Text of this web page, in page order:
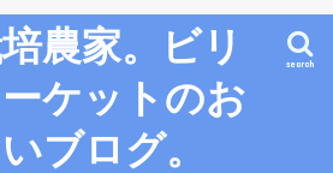
農家。ビリ
ケットのお
ブログ。
search